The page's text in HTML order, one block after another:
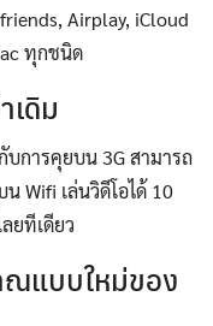
Airplay, iCloud
ทุกชนิด
เดิม
บการคุยบน 3G สามารถ
น Wifi เล่นวิดีโอได้ 10
ยทีเดียว
แบบใหม่ของ